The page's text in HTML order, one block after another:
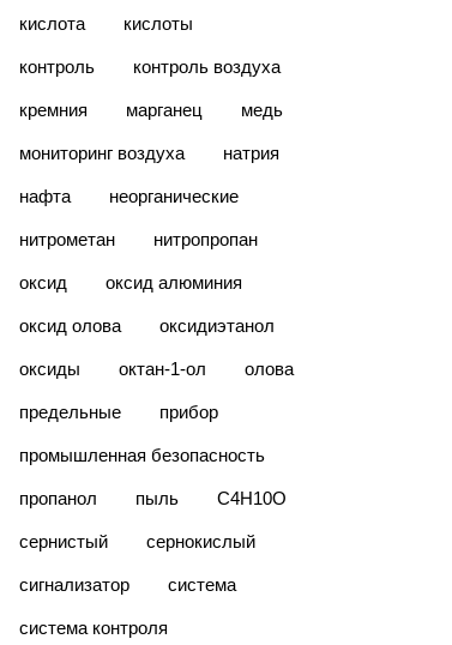
кислота кислоты
контроль контроль воздуха
кремния марганец медь
мониторинг воздуха натрия
нафта неорганические
нитрометан нитропропан
оксид оксид алюминия
оксид олова оксидиэтанол
оксиды октан-1-ол олова
предельные прибор
промышленная безопасность
пропанол пыль С4Н10О
сернистый сернокислый
сигнализатор система
система контроля